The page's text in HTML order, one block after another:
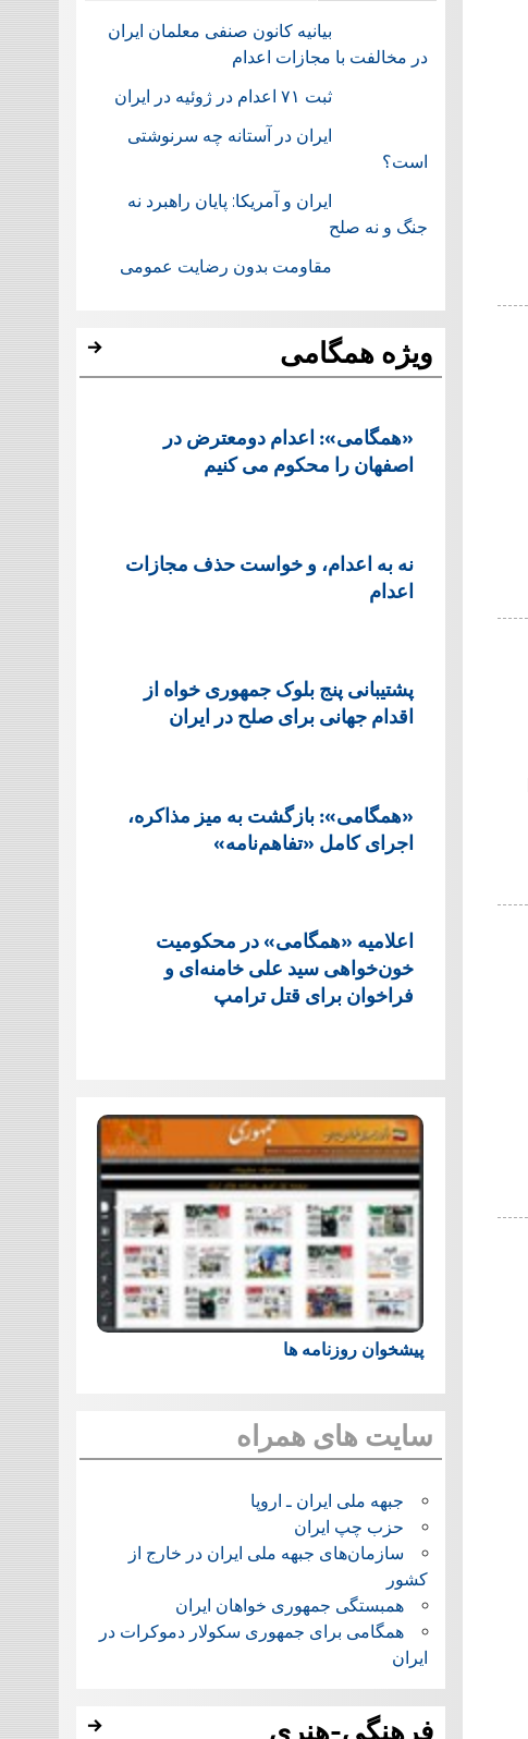
بیانیه کانون صنفی معلمان ایران
در مخالفت با مجازات اعدام
ثبت ۷۱ اعدام در ژوئيه در ایران
ایران در آستانه چه سرنوشتی
است؟
ایران و آمریکا: پایان راهبرد نه
جنگ و نه صلح
مقاومت بدون رضایت عمومی
ویژه همگامی
«همگامی»: اعدام دومعترض در
اصفهان را محکوم می کنیم
نه به اعدام، و خواست حذف مجازات
اعدام
پشتيبانی پنج بلوک جمهوری خواه از
اقدام جهانی برای صلح در ایران
«همگامی»: بازگشت به میز مذاکره،
اجرای کامل «تفاهم‌نامه»
اعلامیه «همگامی» در محکومیت
خون‌خواهی سید علی خامنه‌ای و
فراخوان برای قتل ترامپ
پیشخوان روزنامه ها
سایت های همراه
جبهه ملی ایران ـ اروپا
حزب چپ ایران
سازمان‌های جبهه ملی ایران در خارج از
کشور
همبستگی جمهوری خواهان ایران
همگامی برای جمهوری سکولار دموکرات در
ایران
فرهنگی-هنری